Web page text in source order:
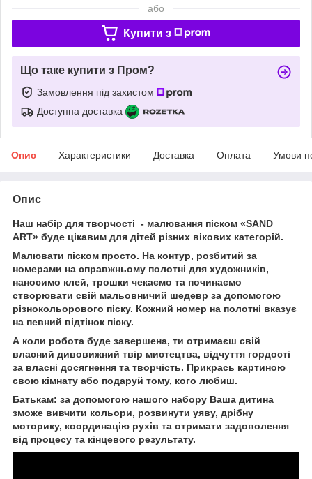
або
Купити з
Що таке купити з Пром?
Замовлення під захистом
Доступна доставка
Опис Характеристики Доставка Оплата Умови
Опис
Наш набір для творчості - малювання піском «SAND
ART» буде цікавим для дітей різних вікових категорій.
Малювати піском просто. На контур, розбитий за
номерами на справжньому полотні для художників,
наносимо клей, трошки чекаємо та починаємо
створювати свій мальовничий шедевр за допомогою
різнокольорового піску. Кожний номер на полотні вказує
на певний відтінок піску.
А коли робота буде завершена, ти отримаєш свій
власний дивовижний твір мистецтва, відчуття гордості
за власні досягнення та творчість. Прикрась картиною
свою кімнату або подаруй тому, кого любиш.
Батькам: за допомогою нашого набору Ваша дитина
зможе вивчити кольори, розвинути уяву, дрібну
моторику, координацію рухів та отримати задоволення
від процесу та кінцевого результату.